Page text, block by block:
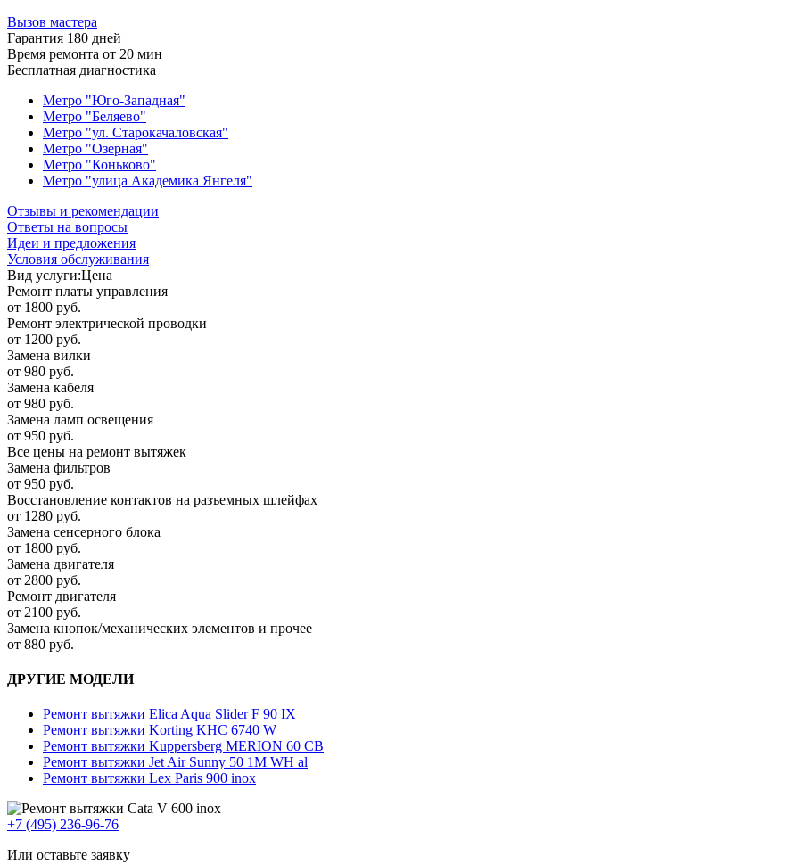
Вызов мастера
Гарантия 180 дней
Время ремонта от 20 мин
Бесплатная диагностика
Метро "Юго-Западная"
Метро "Беляево"
Метро "ул. Старокачаловская"
Метро "Озерная"
Метро "Коньково"
Метро "улица Академика Янгеля"
Отзывы и рекомендации
Ответы на вопросы
Идеи и предложения
Условия обслуживания
Вид услуги:Цена
Ремонт платы управления
от 1800 руб.
Ремонт электрической проводки
от 1200 руб.
Замена вилки
от 980 руб.
Замена кабеля
от 980 руб.
Замена ламп освещения
от 950 руб.
Все цены на ремонт вытяжек
Замена фильтров
от 950 руб.
Восстановление контактов на разъемных шлейфах
от 1280 руб.
Замена сенсерного блока
от 1800 руб.
Замена двигателя
от 2800 руб.
Ремонт двигателя
от 2100 руб.
Замена кнопок/механических элементов и прочее
от 880 руб.
ДРУГИЕ МОДЕЛИ
Ремонт вытяжки Elica Aqua Slider F 90 IX
Ремонт вытяжки Korting KHC 6740 W
Ремонт вытяжки Kuppersberg MERION 60 CВ
Ремонт вытяжки Jet Air Sunny 50 1M WH al
Ремонт вытяжки Lex Paris 900 inox
+7 (495) 236-96-76
Или оставьте заявку